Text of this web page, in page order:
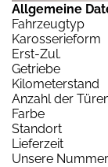
Allgemeine
Fahrzeugtyp
Karosserieform
Erst-Zul.
Getriebe
Kilometerstand
Anzahl der
Farbe
Standort
Lieferzeit
Unsere Nummer